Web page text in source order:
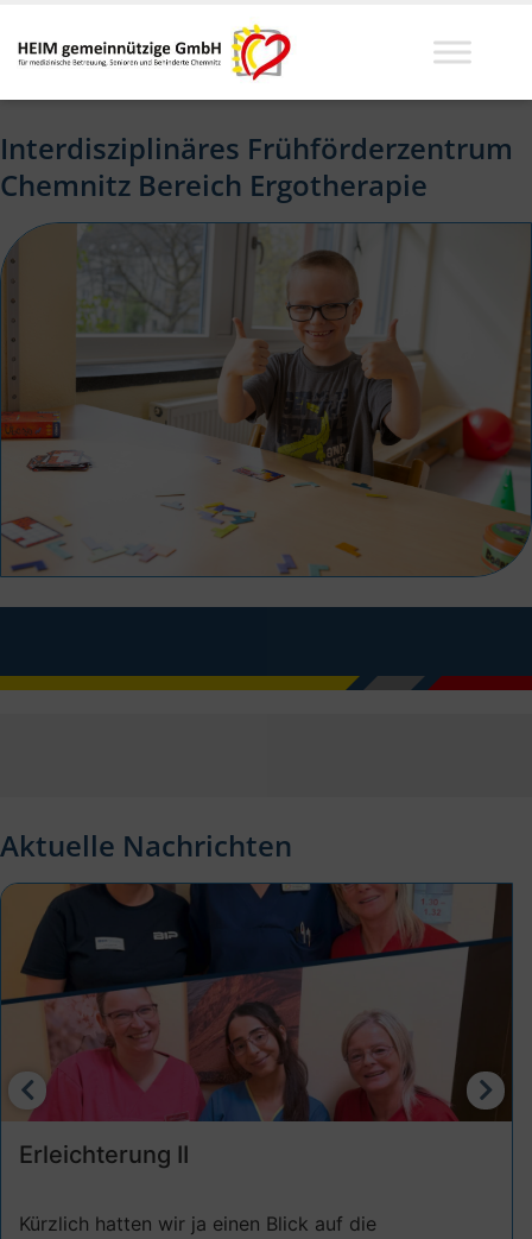
Interdisziplinäres Frühförderzentrum
Chemnitz Bereich Ergotherapie
Aktuelle Nachrichten
Erleichterung II
Kürzlich hatten wir ja einen Blick auf die